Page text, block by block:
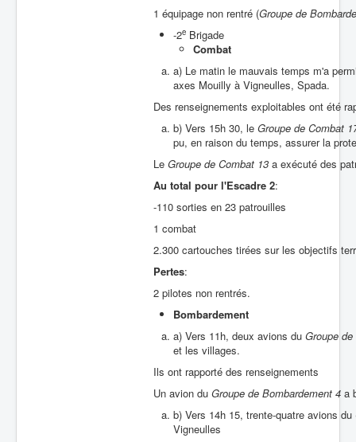
1 équipage non rentré (Groupe de
-2e Brigade
Combat
a) Le matin le mauvais temps m'a
axes Mouilly à Vigneulles, Spada.
Des renseignements exploitables ont été
b) Vers 15h 30, le Groupe de Combat
pu, en raison du temps, assurer la
Le Groupe de Combat 13 a exécuté des
Au total pour l'Escadre 2:
-110 sorties en 23 patrouilles
1 combat
2.300 cartouches tirées sur les objectifs
Pertes:
2 pilotes non rentrés.
Bombardement
a) Vers 11h, deux avions du Groupe
et les villages.
Ils ont rapporté des renseignements
Un avion du Groupe de Bombardement 4 a
b) Vers 14h 15, trente-quatre avions du
Vigneulles